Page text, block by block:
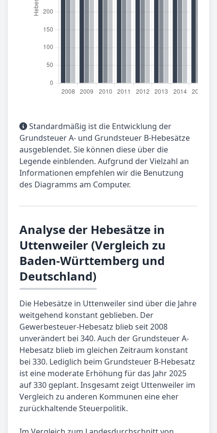
Standardmäßig ist die Entwicklung der
Grundsteuer A- und Grundsteuer B-Hebesätze
ausgeblendet. Sie können diese über die
Legende einblenden. Aufgrund der Vielzahl an
Informationen empfehlen wir die Benutzung
des Diagramms am Computer.
Analyse der Hebesätze in
Uttenweiler (Vergleich zu
Baden-Württemberg und
Deutschland)
Die Hebesätze in Uttenweiler sind über die Jahre
weitgehend konstant geblieben. Der
Gewerbesteuer-Hebesatz blieb seit 2008
unverändert bei 340. Auch der Grundsteuer A-
Hebesatz blieb im gleichen Zeitraum konstant
bei 330. Lediglich beim Grundsteuer B-Hebesatz
ist eine moderate Erhöhung für das Jahr 2025
auf 330 geplant. Insgesamt zeigt Uttenweiler im
Vergleich zu anderen Kommunen eine eher
zurückhaltende Steuerpolitik.